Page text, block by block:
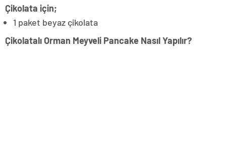
Çikolata için;
1 paket beyaz çikolata
Çikolatalı Orman Meyveli Pancake Nasıl Yapılır?